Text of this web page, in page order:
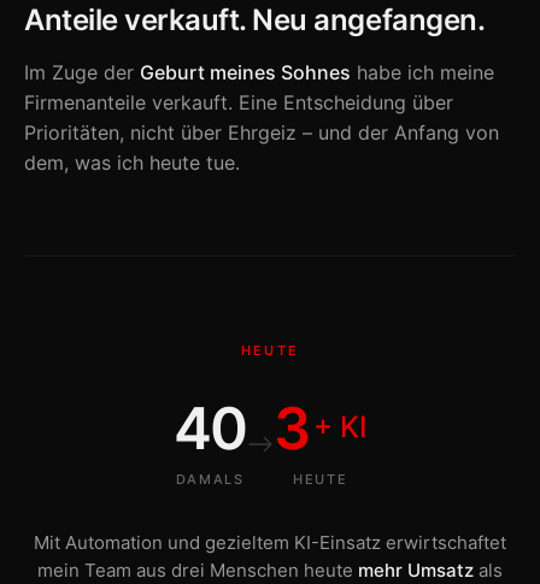
Anteile verkauft. Neu angefangen.
Im Zuge der Geburt meines Sohnes habe ich meine
Firmenanteile verkauft. Eine Entscheidung über
Prioritäten, nicht über Ehrgeiz – und der Anfang von
dem, was ich heute tue.
HEUTE
40
DAMALS
3 + KI
HEUTE
Mit Automation und gezieltem KI-Einsatz erwirtschaftet
mein Team aus drei Menschen heute mehr Umsatz als